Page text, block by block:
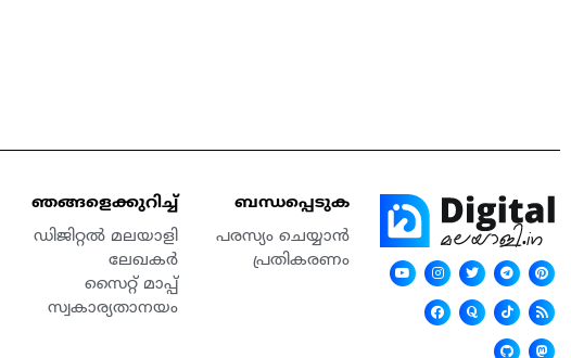
ഞങ്ങളെക്കുറിച്ച്
ഡിജിറ്റൽ മലയാളി
ലേഖകർ
സൈറ്റ് മാപ്പ്
സ്വകാര്യതാനയം
ബന്ധപ്പെടുക
പരസ്യം ചെയ്യാൻ
പ്രതികരണം